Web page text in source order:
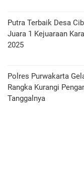
Putra Terbaik Desa
Juara 1 Kejuaraan
2025
Polres Purwakarta
Rangka Kurangi
Tanggalnya